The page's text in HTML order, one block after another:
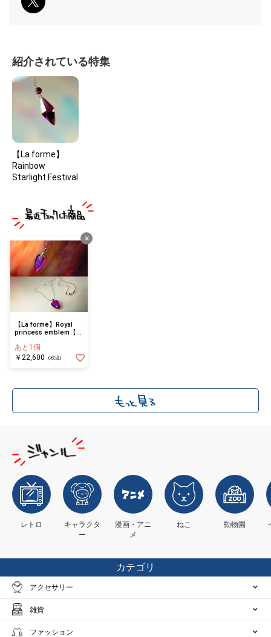
紹介されている特集
【La forme】
Rainbow
Starlight Festival
×
【La forme】Royal
princess emblem【受
あと1個
￥22,600
(税込)
レトロ
キャラクタ
ー
漫画・アニ
メ
ねこ 動物園
カテゴリ
アクセサリー
雑貨
ファッション